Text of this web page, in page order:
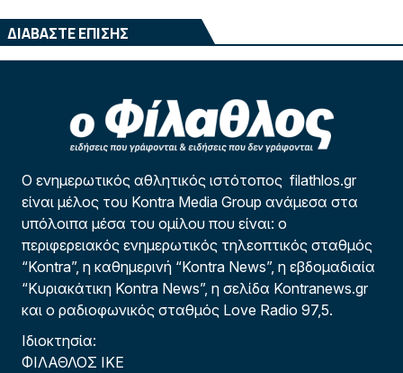
ΔΙΑΒΑΣΤΕ ΕΠΙΣΗΣ
Ο ενημερωτικός αθλητικός ιστότοπος filathlos.gr
είναι μέλος του Kontra Media Group ανάμεσα στα
υπόλοιπα μέσα του ομίλου που είναι: ο
περιφερειακός ενημερωτικός τηλεοπτικός σταθμός
“Kontra”, η καθημερινή “Kontra News”, η εβδομαδιαία
“Κυριακάτικη Kontra News”, η σελίδα Kontranews.gr
και ο ραδιοφωνικός σταθμός Love Radio 97,5.
Ιδιοκτησία:
ΦΙΛΑΘΛΟΣ ΙΚΕ